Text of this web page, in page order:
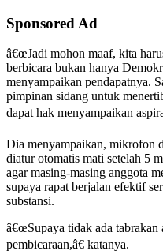
Sponsored Ad
â€œJadi mohon maaf, kita
berbicara bukan hanya
menyampaikan pendapatnya.
pimpinan sidang untuk
dapat hak menyampaikan
Dia menyampaikan, mikrofon
diatur otomatis mati setelah 5
agar masing-masing anggota
supaya rapat berjalan efektif
substansi.
â€œSupaya tidak ada
pembicaraan,â€ katanya.